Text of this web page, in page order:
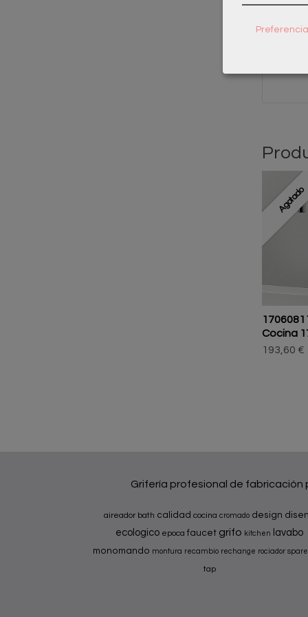
Agotado
Cocina
193,60 €
Grifería profesional de fabricación
aireador bath calidad cocina cromado design
ecologico epoca faucet grifo kitchen lavabo
monomando montura recambio rechange rociador
tap